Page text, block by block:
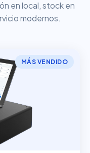
en local, stock en
modernos.
MÁS VENDIDO